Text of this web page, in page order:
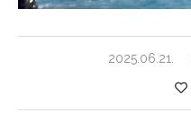
2025.06.21.